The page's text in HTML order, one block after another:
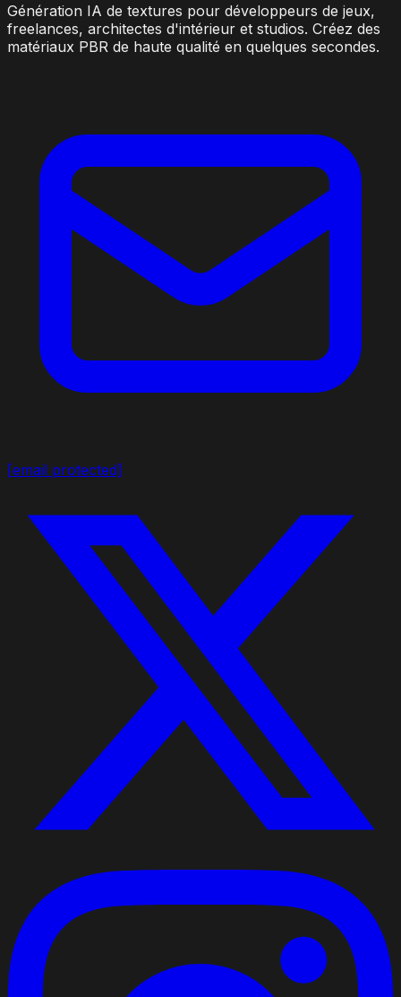
Génération IA de textures pour développeurs de jeux,
freelances, architectes d'intérieur et studios. Créez des
matériaux PBR de haute qualité en quelques secondes.
[email protected]